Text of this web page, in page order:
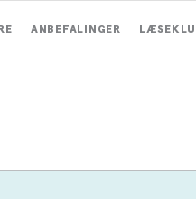
ANBEFALINGER